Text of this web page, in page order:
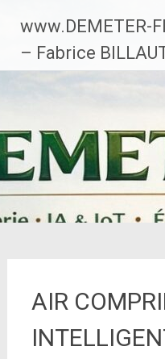
contenu
principal
www.DEMETER-
– Fabrice
AIR